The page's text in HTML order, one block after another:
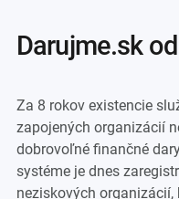
darujme.sk
Za 8 rokov existencie
zapojených organizácií
dobrovoľné finančné
systéme je dnes
neziskových organizácií,